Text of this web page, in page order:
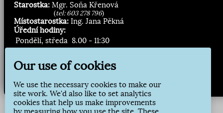
Starostka: Mgr. Soňa Křenová
(tel: 603 278 796)
Místostarostka: Ing. Jana Pěkná
Úřední hodiny:
Pondělí, středa 8.00 - 11:30
Přihlásit odběr
Our use of cookies
We use the necessary cookies to make our
site work. We'd also like to set analytics
cookies that help us make improvements